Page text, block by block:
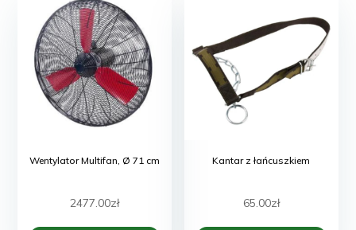
Wentylator Multifan, Ø 71 cm
2477.00zł
Kantar z łańcuszkiem
65.00zł